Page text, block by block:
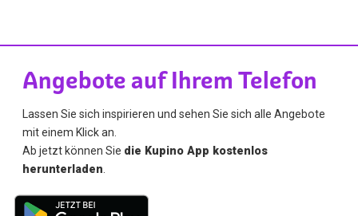
Angebote auf Ihrem Telefon
Lassen Sie sich inspirieren und sehen Sie sich alle Angebote
mit einem Klick an.
Ab jetzt können Sie die Kupino App kostenlos
herunterladen